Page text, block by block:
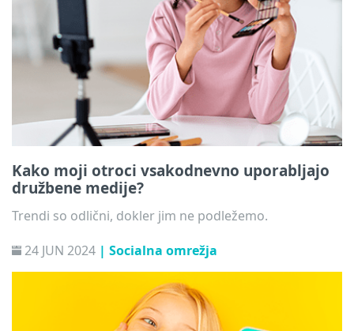
Kako moji otroci vsakodnevno uporabljajo
družbene medije?
Trendi so odlični, dokler jim ne podležemo.
24 JUN 2024 | Socialna omrežja